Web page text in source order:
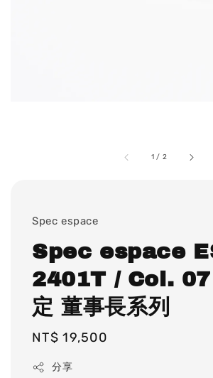
1 / 2
Spec espace
Spec espace
2401T / Col. 07
定 董事長系列
Regular
NT$ 19,500
分享